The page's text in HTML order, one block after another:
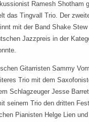
Ramesh Shotham
das Tingvall Trio. Der
mit der Band Shake
Jazzpreis in der
Gitarristen Sammy
Trio mit dem
Schlagzeuger Jesse
seinem Trio den dritten
Pianisten Helge Lien